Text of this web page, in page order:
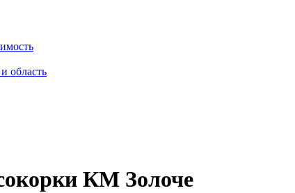
область
КМ Золоче